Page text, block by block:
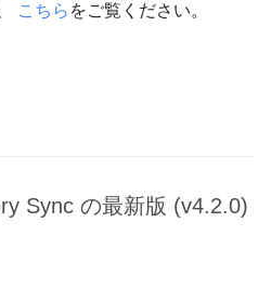
こちら をご覧ください。
Sync の最新版 (v4.2.0)